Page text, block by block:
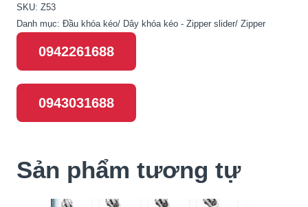
SKU: Z53
Danh mục: Đầu khóa kéo/ Dây khóa kéo - Zipper slider/ Zipper
0942261688
0943031688
Sản phẩm tương tự